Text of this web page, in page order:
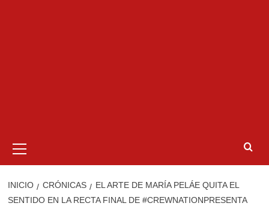
primario
INICIO CRÓNICAS
EL ARTE DE MARÍA PELÁE QUITA EL
SENTIDO EN LA RECTA FINAL DE #CREWNATIONPRESENTA